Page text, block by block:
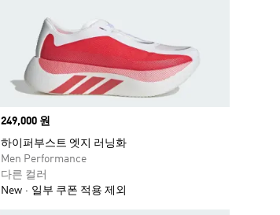
Price
249,000 원
하이퍼부스트 엣지 러닝화
Men Performance
다른 컬러
New
일부 쿠폰 적용 제외